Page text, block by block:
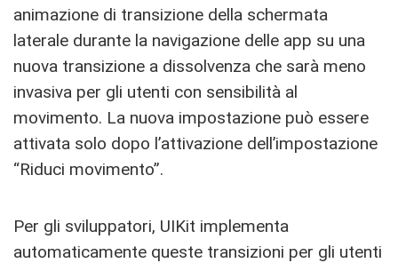
animazione di transizione della schermata
laterale durante la navigazione delle app su una
nuova transizione a dissolvenza che sarà meno
invasiva per gli utenti con sensibilità al
movimento. La nuova impostazione può essere
attivata solo dopo l’attivazione dell’impostazione
“Riduci movimento”.
Per gli sviluppatori, UIKit implementa
automaticamente queste transizioni per gli utenti